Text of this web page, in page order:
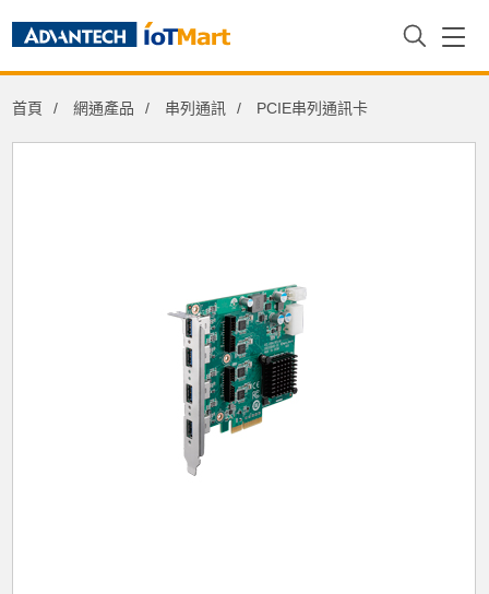
首頁 網通產品 串列通訊 PCIE串列通訊卡